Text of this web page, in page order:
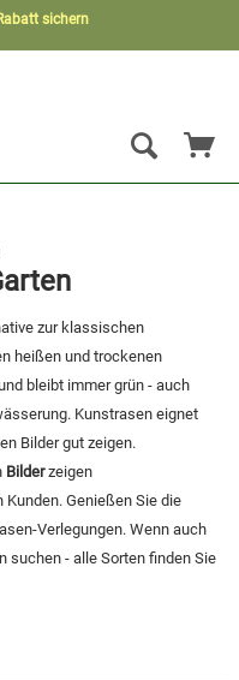
sichern
zur klassischen
heißen und trockenen
bleibt immer grün - auch
Kunstrasen eignet
Bilder gut zeigen.
Bilderzeigen
Kunden. Genießen Sie die
Verlegungen. Wenn auch
suchen - alle Sorten finden Sie